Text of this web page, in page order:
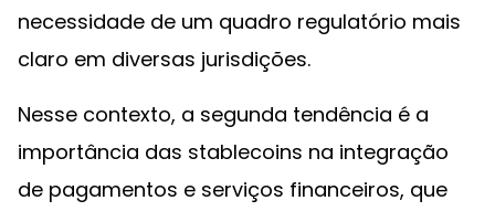
necessidade de um quadro regulatório mais
claro em diversas jurisdições.
Nesse contexto, a segunda tendência é a
importância das stablecoins na integração
de pagamentos e serviços financeiros, que